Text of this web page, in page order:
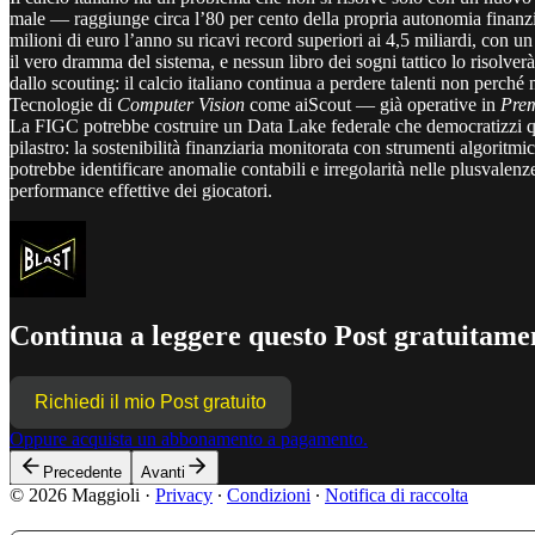
male — raggiunge circa l’80 per cento della propria autonomia
milioni di euro l’anno su ricavi record superiori ai 4,5 miliardi, con
il vero dramma del sistema, e nessun libro dei sogni tattico lo
dallo scouting: il calcio italiano continua a perdere talenti non perché
Tecnologie di Computer Vision come aiScout — già operative in
La FIGC potrebbe costruire un Data Lake federale che democratizzi
pilastro: la sostenibilità finanziaria monitorata con strumenti
potrebbe identificare anomalie contabili e irregolarità nelle
performance effettive dei giocatori.
Continua a leggere questo Post
Richiedi il mio Post gratuito
Oppure acquista un abbonamento a pagamento.
Precedente Avanti
© 2026 Maggioli · Privacy ∙ Condizioni ∙ Notifica di raccolta